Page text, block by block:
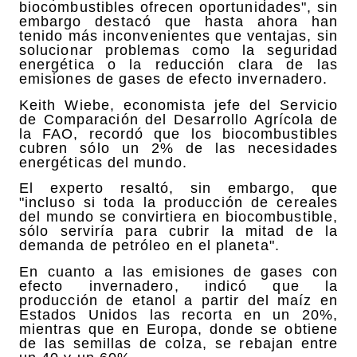
biocombustibles ofrecen oportunidades", sin
embargo destacó que hasta ahora han
tenido más inconvenientes que ventajas, sin
solucionar problemas como la seguridad
energética o la reducción clara de las
emisiones de gases de efecto invernadero.
Keith Wiebe, economista jefe del Servicio
de Comparación del Desarrollo Agrícola de
la FAO, recordó que los biocombustibles
cubren sólo un 2% de las necesidades
energéticas del mundo.
El experto resaltó, sin embargo, que
"incluso si toda la producción de cereales
del mundo se convirtiera en biocombustible,
sólo serviría para cubrir la mitad de la
demanda de petróleo en el planeta".
En cuanto a las emisiones de gases con
efecto invernadero, indicó que la
producción de etanol a partir del maíz en
Estados Unidos las recorta en un 20%,
mientras que en Europa, donde se obtiene
de las semillas de colza, se rebajan entre